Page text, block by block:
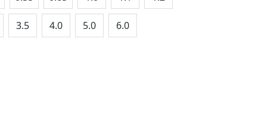
3.5 4.0 5.0 6.0